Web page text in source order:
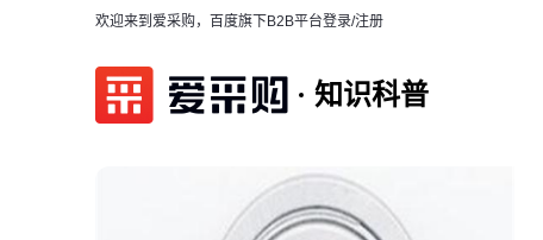
欢迎来到爱采购，百度旗下B2B平台登录/注册
知识科普